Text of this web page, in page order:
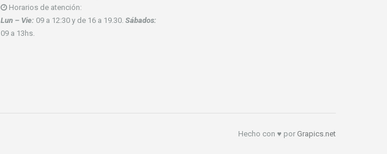
Horarios de atención:
Lun – Vie: 09 a 12:30 y de 16 a 19.30. Sábados:
09 a 13hs.
Hecho con ♥ por Grapics.net